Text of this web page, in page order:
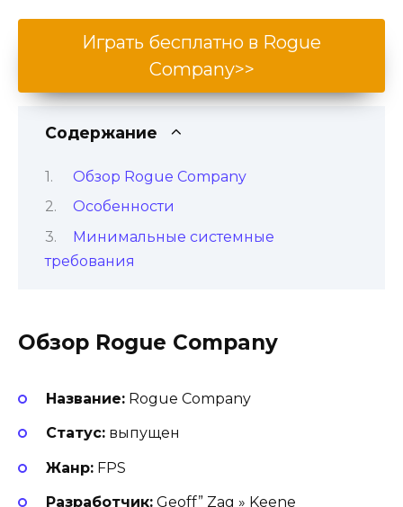
Играть бесплатно в Rogue
Company>>
Содержание
Обзор Rogue Company
Особенности
Минимальные системные
требования
Обзор Rogue Company
Название:Rogue Company
Статус:выпущен
Жанр:FPS
Разработчик:Geoff” Zag » Keene